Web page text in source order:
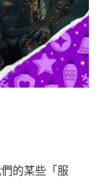
的某些「服